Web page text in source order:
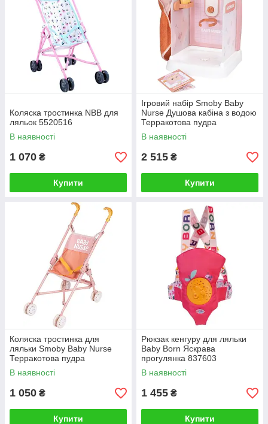
Коляска тростинка NBB для
ляльок 5520516
В наявності
1 070 ₴
Купити
Ігровий набір Smoby Baby
Nurse Душова кабіна з водою
Терракотова пудра
7600220399
В наявності
2 515 ₴
Купити
Коляска тростинка для
ляльки Smoby Baby Nurse
Терракотова пудра
7600220408
В наявності
1 050 ₴
Купити
Рюкзак кенгуру для ляльки
Baby Born Яскрава
прогулянка 837603
В наявності
1 455 ₴
Купити